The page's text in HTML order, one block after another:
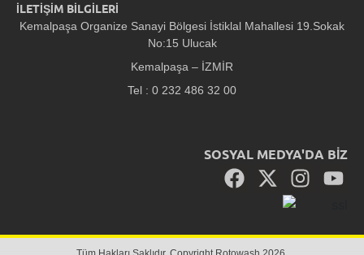
İLETİŞİM BİLGİLERİ
Kemalpaşa Organize Sanayi Bölgesi İstiklal Mahallesi 19.Sokak
No:15 Ulucak
Kemalpaşa – İZMİR
Tel : 0 232 486 32 00
SOSYAL MEDYA'DA BİZ